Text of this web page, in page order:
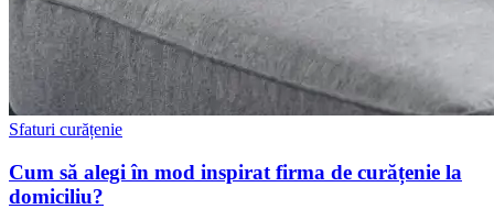
Sfaturi curățenie
Cum să alegi în mod inspirat firma de curățenie la
domiciliu?